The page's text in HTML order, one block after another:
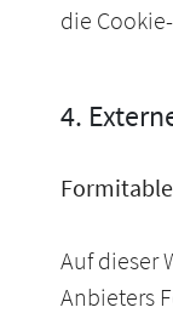
die
4.
Formitable
Auf dieser
Anbieters